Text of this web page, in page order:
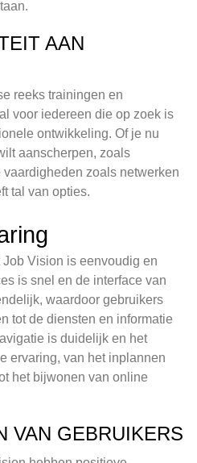
AAN
reeks trainingen en
voor iedereen die op zoek is
ontwikkeling. Of je nu
aanscherpen, zoals
zoals netwerken
tal van opties.
Vision is eenvoudig en
is snel en de interface van
waardoor gebruikers
tot de diensten en informatie
is duidelijk en het
ervaring, van het inplannen
het bijwonen van online
VAN GEBRUIKERS